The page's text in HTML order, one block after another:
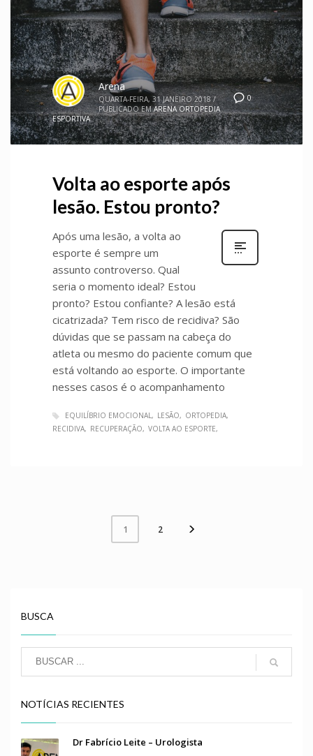
0
Arena
QUARTA-FEIRA, 31 JANEIRO 2018 /
PUBLICADO EM ARENA ORTOPEDIA
ESPORTIVA
Volta ao esporte após
lesão. Estou pronto?
Após uma lesão, a volta ao
esporte é sempre um
assunto controverso. Qual
seria o momento ideal? Estou
pronto? Estou confiante? A lesão está
cicatrizada? Tem risco de recidiva? São
dúvidas que se passam na cabeça do
atleta ou mesmo do paciente comum que
está voltando ao esporte. O importante
nesses casos é o acompanhamento
EQUILÍBRIO EMOCIONAL LESÃO
ORTOPEDIA
RECIDIVA
RECUPERAÇÃO VOLTA AO ESPORTE
1 2
BUSCA
NOTÍCIAS RECIENTES
Dr Fabrício Leite – Urologista